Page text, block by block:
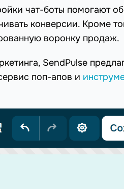
чат-боты помогают
конверсии. Кроме
воронку продаж.
SendPulse
поп-апов и